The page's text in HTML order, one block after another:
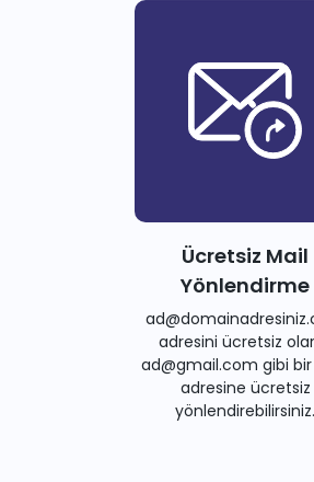
Ücretsiz Mail
Yönlendirme
adresini ücretsiz
ad@gmail.com gibi
adresine ücretsiz
yönlendirebilirsiniz.